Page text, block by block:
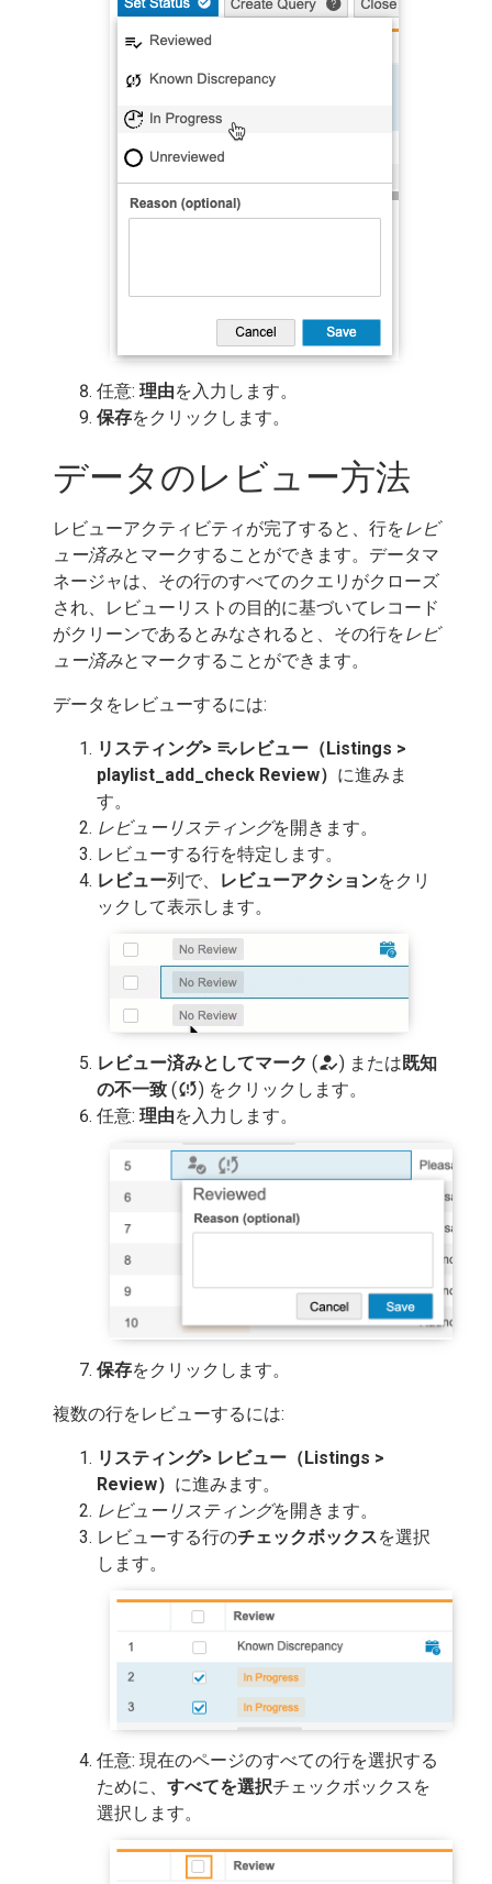
任意: 理由を入力します。
保存をクリックします。
データのレビュー方法
レビューアクティビティが完了すると、行をレビ
ュー済みとマークすることができます。データマ
ネージャは、その行のすべてのクエリがクローズ
され、レビューリストの目的に基づいてレコード
がクリーンであるとみなされると、その行をレビ
ュー済みとマークすることができます。
データをレビューするには:
リスティング> playlist_add_checkレビュー（Listings >
playlist_add_check Review） に進みま
す。
レビューリスティングを開きます。
レビューする行を特定します。
レビュー列で、 レビューアクションをクリ
ックして表示します。
レビュー済みとしてマーク (how_to_reg) または 既知
の不一致 (sync_problem) をクリックします。
任意: 理由を入力します。
保存をクリックします。
複数の行をレビューするには:
リスティング> レビュー（Listings >
Review） に進みます。
レビューリスティングを開きます。
レビューする行のチェックボックスを選択
します。
任意: 現在のページのすべての行を選択する
ために、 すべてを選択チェックボックスを
選択します。